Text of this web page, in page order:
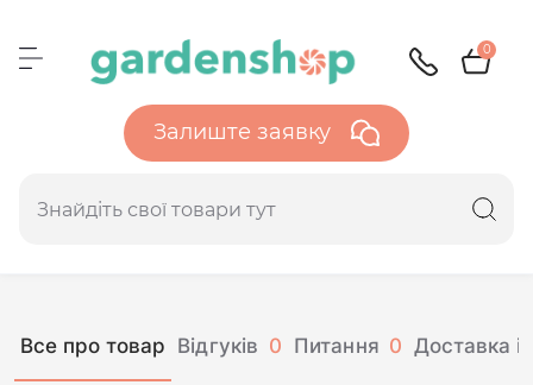
0
Залиште заявку
Все про товар Відгуків 0 Питання 0 Доставка і